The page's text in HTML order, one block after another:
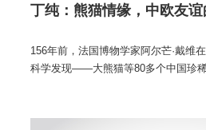
丁纯：熊猫情缘，中欧友
156年前，法国博物学家阿尔芒·戴维
科学发现——大熊猫等80多个中国珍